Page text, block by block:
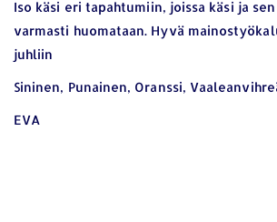
Iso käsi eri tapahtumiin, joissa käsi ja
varmasti huomataan. Hyvä
juhliin
Sininen, Punainen, Oranssi,
EVA